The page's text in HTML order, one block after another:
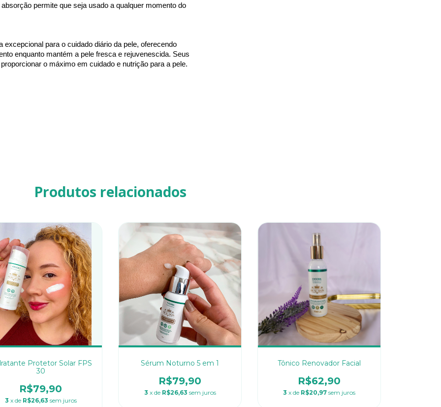
permite que seja usado a qualquer momento do
para o cuidado diário da pele, oferecendo
enquanto mantém a pele fresca e rejuvenescida. Seus
o máximo em cuidado e nutrição para a pele.
Produtos relacionados
Protetor Solar FPS
30
R$79,90
3 x de R$26,63 sem juros
Sérum Noturno 5 em 1
R$79,90
3 x de R$26,63 sem juros
Tônico Renovador Facial
R$62,90
3 x de R$20,97 sem juros